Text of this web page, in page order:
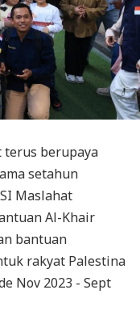
terus berupaya
setahun
Maslahat
Al-Khair
bantuan
rakyat Palestina
Nov 2023 - Sept